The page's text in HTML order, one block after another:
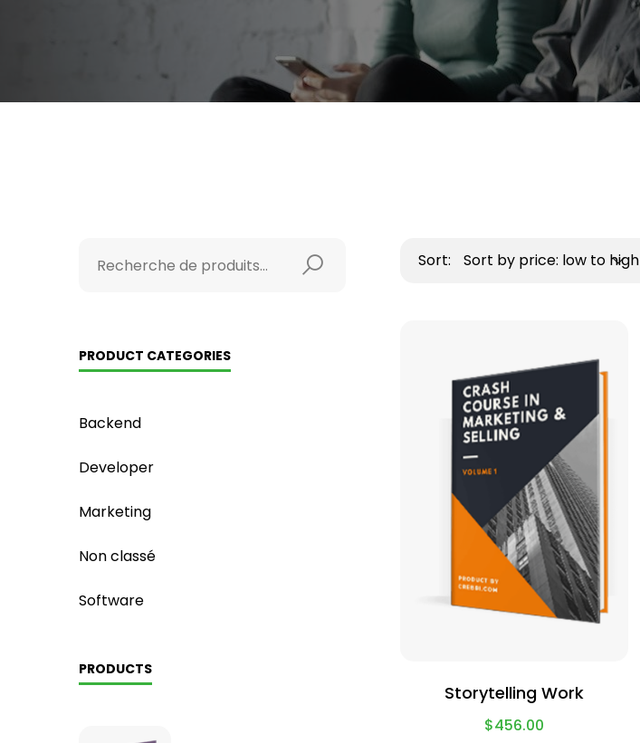
PRODUCT CATEGORIES
Backend
Developer
Marketing
Non classé
Software
PRODUCTS
Sort: Sort by price: low to high
Storytelling Work
$456.00